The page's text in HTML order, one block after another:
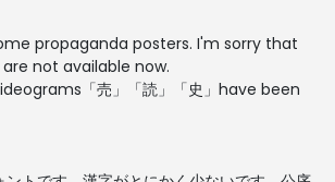
propaganda posters. I'm sorry that
not available now.
「売」「読」「史」have been